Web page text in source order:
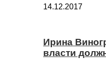
14.12.2017
Ирина
власти